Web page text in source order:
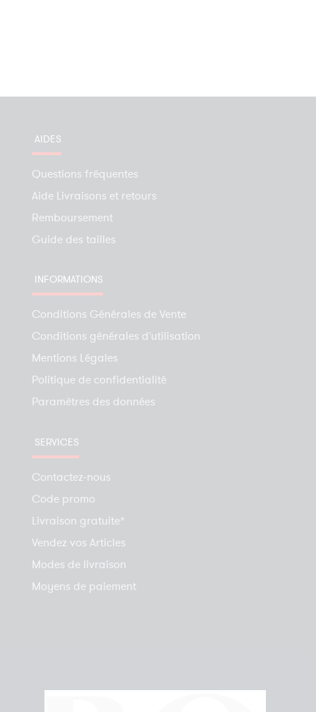
AIDES
Questions fréquentes
Aide Livraisons et retours
Remboursement
Guide des tailles
INFORMATIONS
Conditions Générales de Vente
Conditions générales d'utilisation
Mentions Légales
Politique de confidentialité
Paramètres des données
SERVICES
Contactez-nous
Code promo
Livraison gratuite*
Vendez vos Articles
Modes de livraison
Moyens de paiement